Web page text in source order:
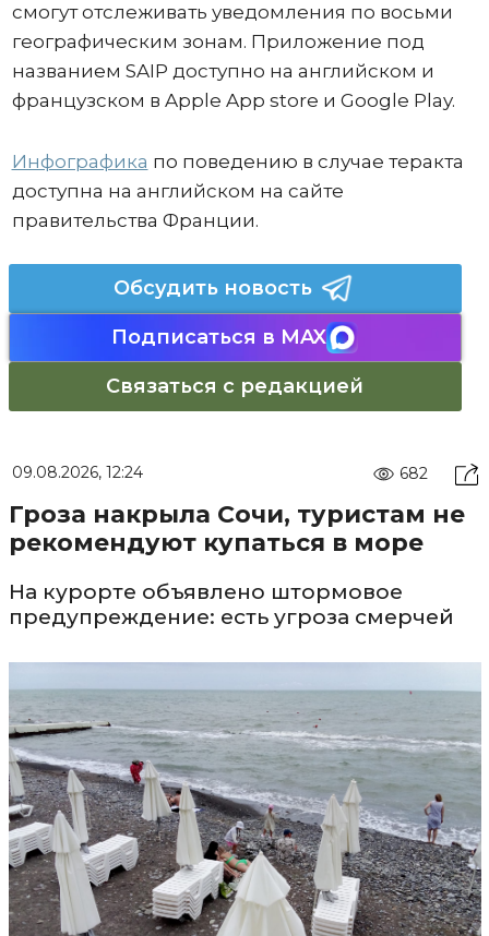
смогут отслеживать уведомления по восьми
географическим зонам. Приложение под
названием SAIP доступно на английском и
французском в Apple App store и Google Play.
Инфографика по поведению в случае теракта
доступна на английском на сайте
правительства Франции.
Обсудить новость
Подписаться в MAX
Связаться с редакцией
09.08.2026, 12:24 682
Гроза накрыла Сочи, туристам не
рекомендуют купаться в море
На курорте объявлено штормовое
предупреждение: есть угроза смерчей